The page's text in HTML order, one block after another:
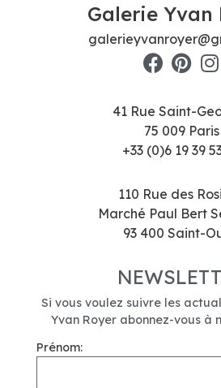
Galerie Yvan
41 Rue Saint-
75 009 Paris
+33 (0)6 19 39
110 Rue des
Marché Paul Bert
93 400 Saint-
Si vous voulez suivre les
Yvan Royer abonnez-vous à
Prénom: